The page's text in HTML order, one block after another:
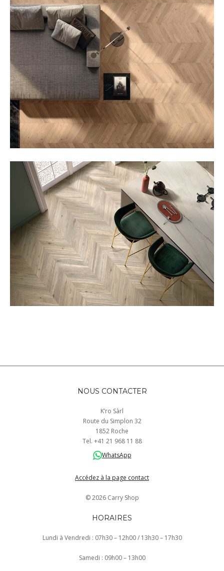
NOUS CONTACTER
K’ro Sàrl
Route du Simplon 32
1852 Roche
Tel. +41 21 968 11 88
WhatsApp
Accédez à la page contact
© 2026 Carry Shop
HORAIRES
Lundi à Vendredi : 07h30 – 12h00 / 13h30 – 17h30
Samedi : 09h00 – 13h00